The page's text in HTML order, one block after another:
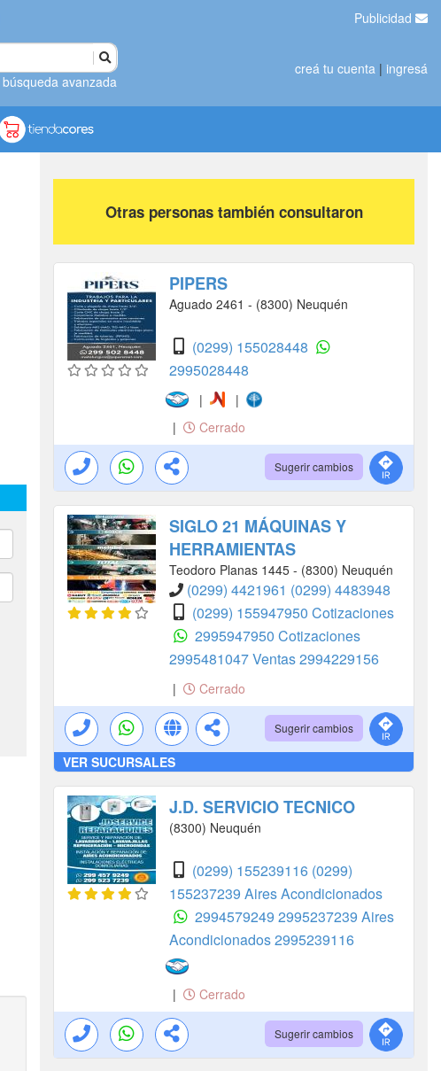
búsqueda avanzada
Publicidad
creá tu cuenta | ingresá
Otras personas también consultaron
PIPERS
Aguado 2461 - (8300) Neuquén
(0299) 155028448
2995028448
|
|
|
Cerrado
Sugerir cambios
SIGLO 21 MÁQUINAS Y
HERRAMIENTAS
Teodoro Planas 1445 - (8300) Neuquén
(0299) 4421961 (0299) 4483948
(0299) 155947950 Cotizaciones
2995947950 Cotizaciones
2995481047 Ventas2994229156
| Cerrado
Sugerir cambios
VER SUCURSALES
J.D. SERVICIO TECNICO
(8300) Neuquén
(0299) 155239116 (0299)
155237239 Aires Acondicionados
2994579249 2995237239 Aires
Acondicionados2995239116
| Cerrado
Sugerir cambios